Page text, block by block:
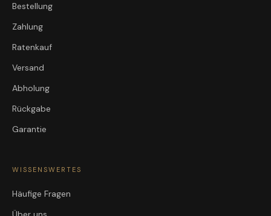
Bestellung
Zahlung
Ratenkauf
Versand
Abholung
Rückgabe
Garantie
WISSENSWERTES
Häufige Fragen